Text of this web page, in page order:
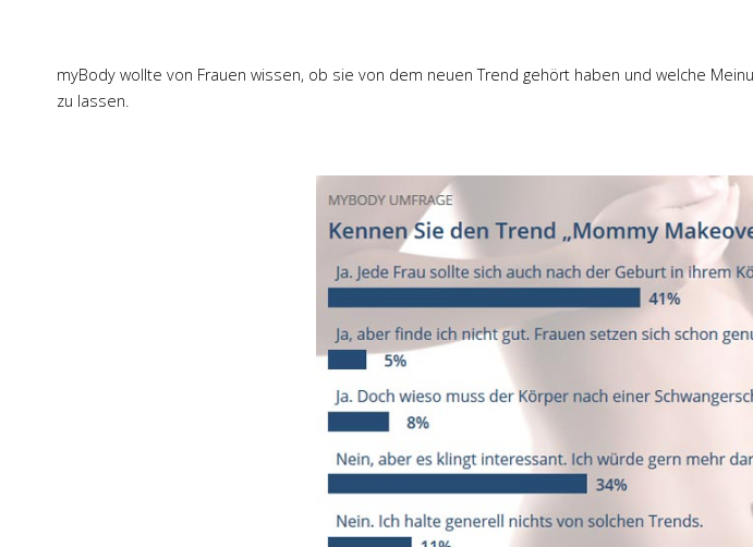
myBody wollte von Frauen wissen, ob sie von dem neuen Trend gehört haben und welche
zu lassen.